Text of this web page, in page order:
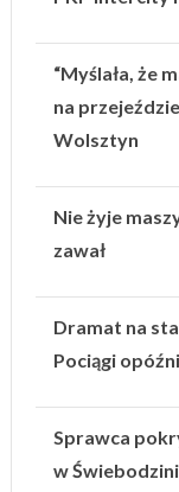
“Myślała, że
na
Wolsztyn
Nie żyje
zawał
Dramat na
Pociągi
Sprawca
w